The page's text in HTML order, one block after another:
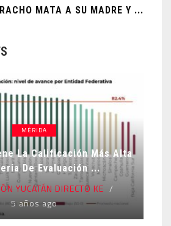
MATA A SU MADRE Y ...
MÉRIDA
La Calificación Más Alta
De Evaluación ...
YUCATÁN DIRECTO KE
5 años ago